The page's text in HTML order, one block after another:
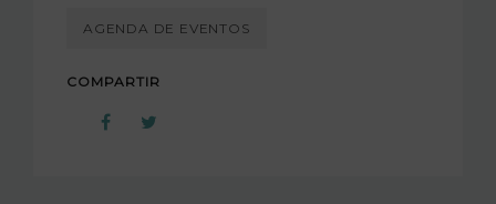
AGENDA DE EVENTOS
COMPARTIR